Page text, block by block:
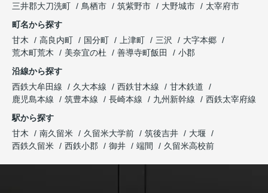
三井郡大刀洗町
鳥栖市 筑紫野市 大野城市
太宰府市
町名から探す
甘木
高良内町 国分町 上津町 三沢
大字本郷
荒木町荒木
美奈宜の杜 善導寺町飯田
小郡
沿線から探す
西鉄大牟田線
久大本線 西鉄甘木線
甘木鉄道
鹿児島本線
筑豊本線 長崎本線 九州新幹線
西鉄太宰府線
駅から探す
甘木
南久留米 久留米大学前 筑後吉井
大堰
西鉄久留米
西鉄小郡 御井 端間 久留米高校前